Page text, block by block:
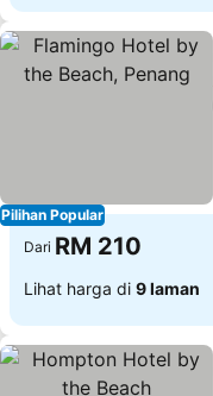
Pilihan Popular
Dari RM 210
Lihat harga di 9 laman